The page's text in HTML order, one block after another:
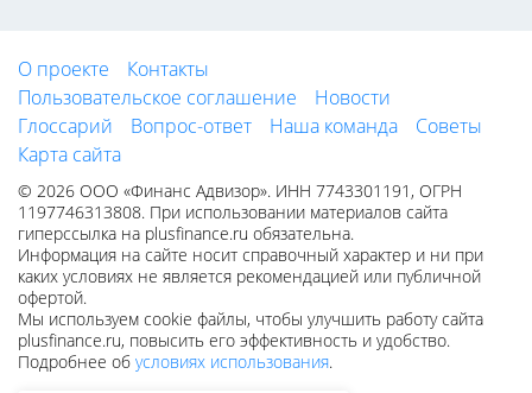
О проекте
Контакты
Пользовательское соглашение
Новости
Глоссарий
Вопрос-ответ Наша команда
Советы
Карта сайта
© 2026 ООО «Финанс Адвизор». ИНН 7743301191, ОГРН
1197746313808. При использовании материалов сайта
гиперссылка на plusfinance.ru обязательна.
Информация на сайте носит справочный характер и ни при
каких условиях не является рекомендацией или публичной
офертой.
Мы используем cookie файлы, чтобы улучшить работу сайта
plusfinance.ru, повысить его эффективность и удобство.
Подробнее об условиях использования.